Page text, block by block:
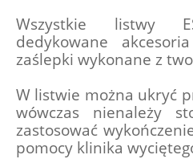
Wszystkie listwy
dedykowane
zaślepki wykonane z
W listwie można ukryć
wówczas nienależy
zastosować
pomocy klinika